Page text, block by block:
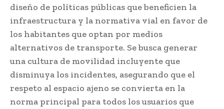
diseño de políticas públicas que beneficien la
infraestructura y la normativa vial en favor de
los habitantes que optan por medios
alternativos de transporte. Se busca generar
una cultura de movilidad incluyente que
disminuya los incidentes, asegurando que el
respeto al espacio ajeno se convierta en la
norma principal para todos los usuarios que